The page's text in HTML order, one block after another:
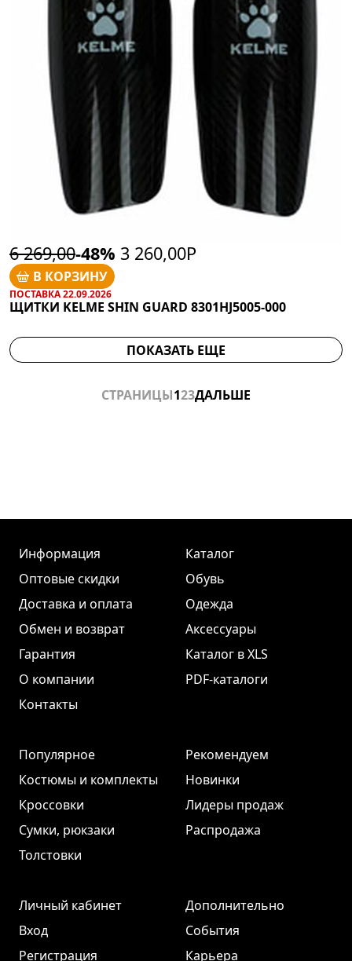
6 269,00-48% 3 260,00Р
В КОРЗИНУ
ПОСТАВКА 22.09.2026
ЩИТКИ KELME SHIN GUARD 8301HJ5005-000
ПОКАЗАТЬ ЕЩЕ
СТРАНИЦЫ123ДАЛЬШЕ
Информация
Оптовые скидки
Доставка и оплата
Обмен и возврат
Гарантия
О компании
Контакты
Каталог
Обувь
Одежда
Аксессуары
Каталог в XLS
PDF-каталоги
Популярное
Костюмы и комплекты
Кроссовки
Сумки, рюкзаки
Толстовки
Рекомендуем
Новинки
Лидеры продаж
Распродажа
Личный кабинет
Вход
Регистрация
Дополнительно
События
Карьера